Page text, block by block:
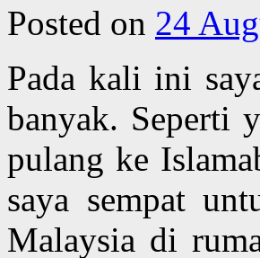
Posted on 24
Pada kali ini
banyak. Seperti
pulang ke
saya sempat
Malaysia di